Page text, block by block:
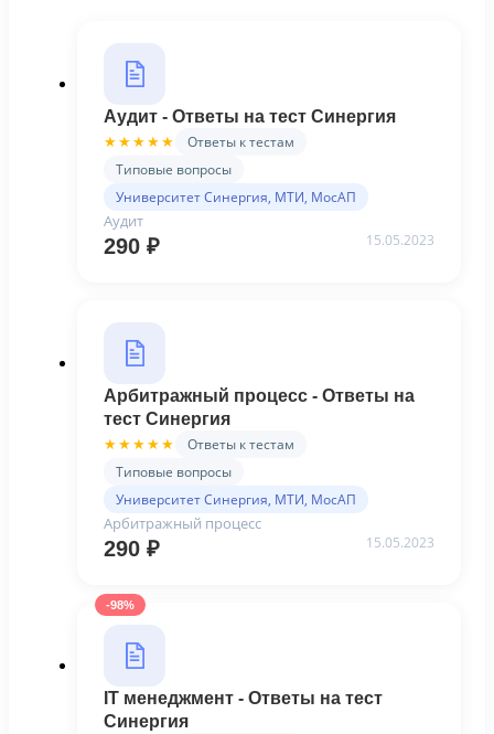
Аудит - Ответы на тест Синергия
★★★★★
Ответы к тестам
Типовые вопросы
Университет Синергия, МТИ, МосАП
Аудит
290 ₽ 15.05.2023
Арбитражный процесс - Ответы на
тест Синергия
★★★★★
Ответы к тестам
Типовые вопросы
Университет Синергия, МТИ, МосАП
Арбитражный процесс
290 ₽ 15.05.2023
-98%
IT менеджмент - Ответы на тест
Синергия